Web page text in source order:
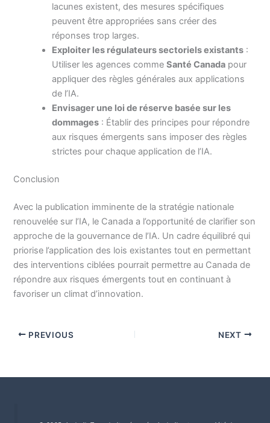
lacunes existent, des mesures spécifiques
peuvent être appropriées sans créer des
réponses trop larges.
Exploiter les régulateurs sectoriels existants :
Utiliser les agences commeSanté Canada pour
appliquer des règles générales aux applications
de l’IA.
Envisager une loi de réserve basée sur les
dommages : Établir des principes pour répondre
aux risques émergents sans imposer des règles
strictes pour chaque application de l’IA.
Conclusion
Avec la publication imminente de la stratégie nationale
renouvelée sur l’IA, le Canada a l’opportunité de clarifier son
approche de la gouvernance de l’IA. Un cadre équilibré qui
priorise l’application des lois existantes tout en permettant
des interventions ciblées pourrait permettre au Canada de
répondre aux risques émergents tout en continuant à
favoriser un climat d’innovation.
PREVIOUS NEXT